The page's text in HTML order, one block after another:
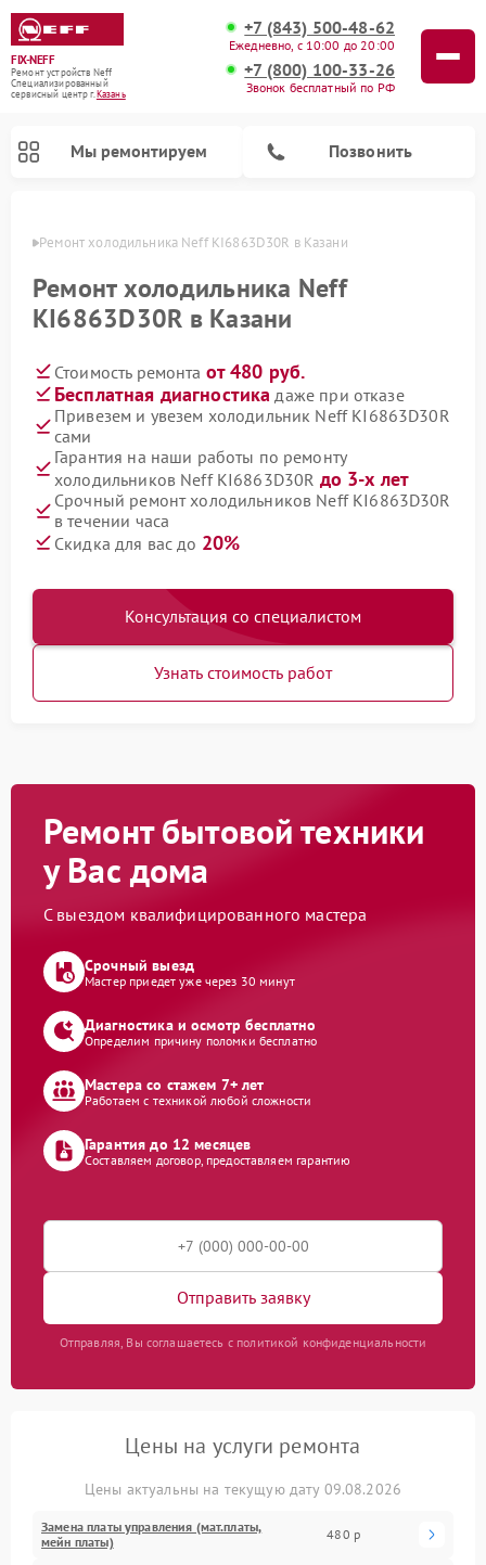
FIX-NEFF
Ремонт устройств Neff
Специализированный
cервисный центр г.Казань
+7 (843) 500-48-62
Ежедневно, с 10:00 до 20:00
+7 (800) 100-33-26
Звонок бесплатный по РФ
Мы ремонтируем Позвонить
Ремонт холодильника Neff KI6863D30R в Казани
Ремонт холодильника Neff
KI6863D30R в Казани
Стоимость ремонта от 480 руб.
Бесплатная диагностика даже при отказе
Привезем и увезем холодильник Neff KI6863D30R
сами
Гарантия на наши работы по ремонту
холодильников Neff KI6863D30R до 3-х лет
Срочный ремонт холодильников Neff KI6863D30R
в течении часа
Скидка для вас до 20%
Консультация со специалистом
Узнать стоимость работ
Ремонт бытовой техники
у Вас дома
С выездом квалифицированного мастера
Срочный выезд
Мастер приедет уже через 30 минут
Диагностика и осмотр бесплатно
Определим причину поломки бесплатно
Мастера со стажем 7+ лет
Работаем с техникой любой сложности
Гарантия до 12 месяцев
Составляем договор, предоставляем гарантию
Отправить заявку
Отправляя, Вы соглашаетесь с политикой конфиденциальности
Цены на услуги ремонта
Цены актуальны на текущую дату 09.08.2026
Замена платы управления (мат.платы,
мейн платы)
480 р